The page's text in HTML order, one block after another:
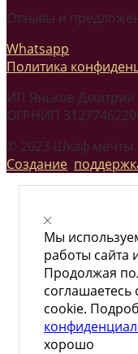
Отзывы и
Whatsapp
Политика
ИП Яньков Дмитрий
ОГРНИП
© 2023 Шкаф мечты
Создание,
Мы
работы сайта
Продолжая
cookie.
хорошо